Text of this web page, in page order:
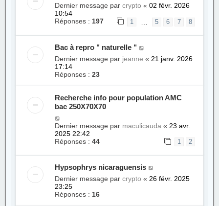
Dernier message parcrypto «02 févr. 2026
10:54
Réponses :197 1 5 6 7 8
Bac à repro " naturelle "
Dernier message par jeanne « 21 janv. 2026
17:14
Réponses :23
Recherche info pour population AMC
bac 250X70X70
Dernier message par maculicauda « 23 avr.
2025 22:42
Réponses :44 1 2
Hypsophrys nicaraguensis
Dernier message parcrypto « 26 févr. 2025
23:25
Réponses : 16